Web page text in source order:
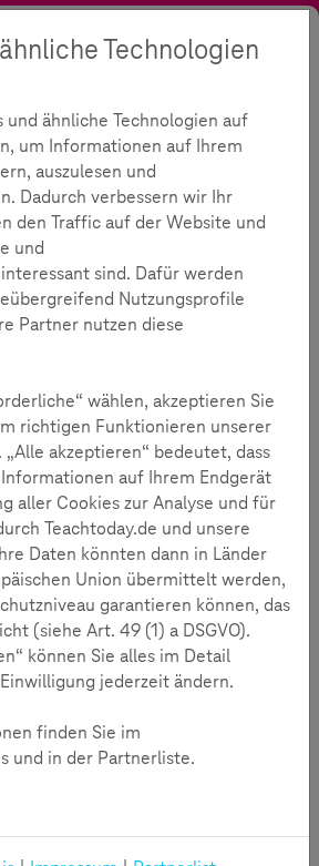
Suche Kontrast Sprache
Meine Toolbox
Sie schnell und übersichtlich
zur Förderung der Medien- und
junger Menschen im Alter von 9-16
Filter zurücksetzen
5-8 Jahre
Technologien
und ähnliche Technologien auf
um Informationen auf Ihrem
auszulesen und
Dadurch verbessern wir Ihr
den Traffic auf der Website und
und
sind. Dafür werden
Nutzungsprofile
Partner nutzen diese
wählen, akzeptieren Sie
richtigen Funktionieren unserer
akzeptieren“ bedeutet, dass
auf Ihrem Endgerät
aller Cookies zur Analyse und für
Teachtoday.de und unsere
Daten könnten dann in Länder
Union übermittelt werden,
garantieren können, das
(siehe Art. 49 (1) a DSGVO).
können Sie alles im Detail
jederzeit ändern.
finden Sie im
und in der Partnerliste.